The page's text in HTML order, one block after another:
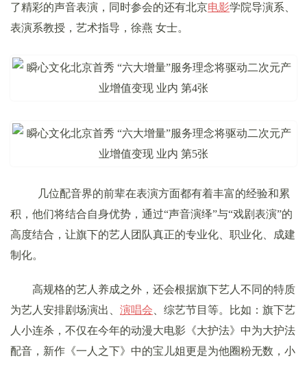
了精彩的声音表演，同时参会的还有北京电影学院导演系、
表演系教授，艺术指导，徐燕 女士。
几位配音界的前辈在表演方面都有着丰富的经验和累
积，他们将结合自身优势，通过“声音演绎”与“戏剧表演”的
高度结合，让旗下的艺人团队真正的专业化、职业化、成建
制化。
高规格的艺人养成之外，还会根据旗下艺人不同的特质
为艺人安排剧场演出、 演唱会 、综艺节目等。比如：旗下艺
人小连杀，不仅在今年的动漫大电影《大护法》中为大护法
配音，新作《一人之下》中的宝儿姐更是为他圈粉无数，小